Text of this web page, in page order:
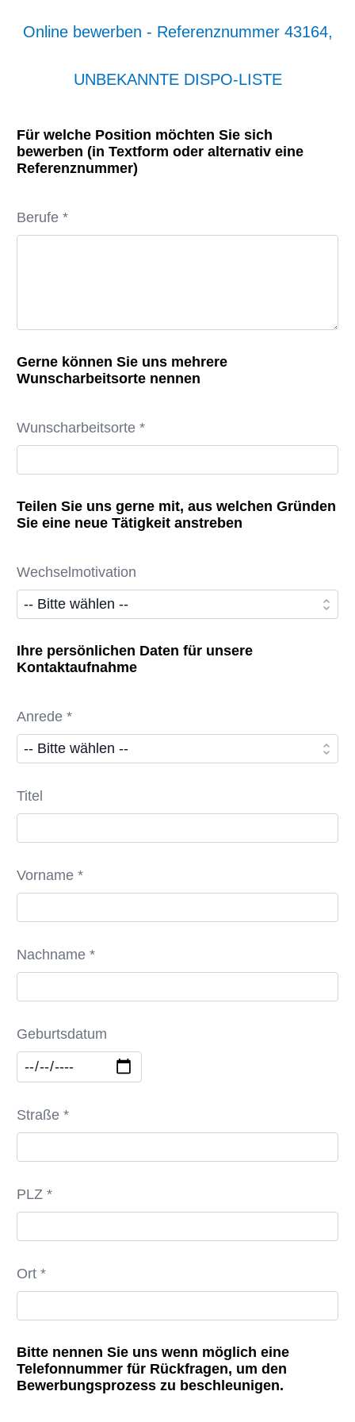
Online bewerben - Referenznummer 43164,
UNBEKANNTE DISPO-LISTE
Für welche Position möchten Sie sich
bewerben (in Textform oder alternativ eine
Referenznummer)
Berufe *
Gerne können Sie uns mehrere
Wunscharbeitsorte nennen
Wunscharbeitsorte *
Teilen Sie uns gerne mit, aus welchen Gründen
Sie eine neue Tätigkeit anstreben
Wechselmotivation
Ihre persönlichen Daten für unsere
Kontaktaufnahme
Anrede *
Titel
Vorname *
Nachname *
Geburtsdatum
Straße *
PLZ *
Ort *
Bitte nennen Sie uns wenn möglich eine
Telefonnummer für Rückfragen, um den
Bewerbungsprozess zu beschleunigen.